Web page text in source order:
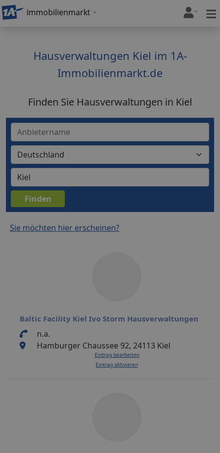
Immobilienmarkt
Hausverwaltungen Kiel im 1A-
Immobilienmarkt.de
Finden Sie Hausverwaltungen in Kiel
Sie möchten hier erscheinen?
Baltic Facility Kiel Ivo Storm Hausverwaltungen
n.a.
Hamburger Chaussee 92, 24113 Kiel
Eintrag bearbeiten
Eintrag aktivieren